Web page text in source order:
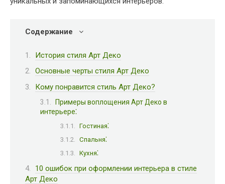
Содержание
История стиля Арт Деко
Основные черты стиля Арт Деко
Кому понравится стиль Арт Деко?
Примеры воплощения Арт Деко в
интерьере⁚
Гостиная⁚
Спальня⁚
Кухня⁚
10 ошибок при оформлении интерьера в стиле
Арт Деко